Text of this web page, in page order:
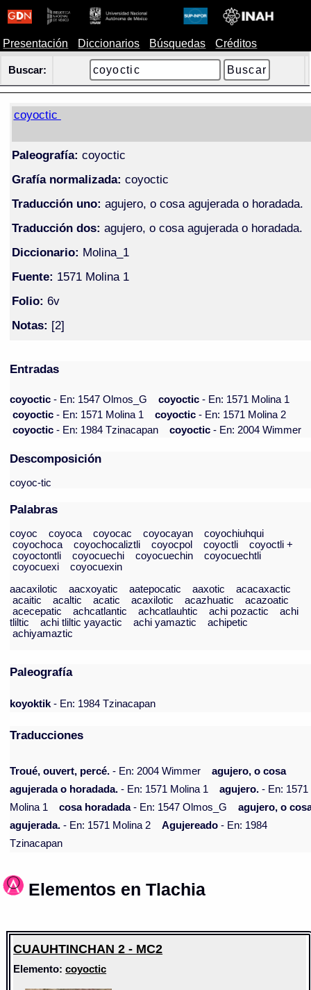
Presentación Diccionarios Búsquedas Créditos
Buscar:
coyoctic
Paleografía: coyoctic
Grafía normalizada: coyoctic
Traducción uno: agujero, o cosa agujerada o horadada.
Traducción dos: agujero, o cosa agujerada o horadada.
Diccionario: Molina_1
Fuente: 1571 Molina 1
Folio: 6v
Notas: [2]
Entradas
coyoctic- En: 1547 Olmos_G coyoctic- En: 1571 Molina 1
coyoctic- En: 1571 Molina 1 coyoctic- En: 1571 Molina 2
coyoctic- En: 1984 Tzinacapan coyoctic- En: 2004 Wimmer
Descomposición
coyoc-tic
Palabras
coyoc coyoca coyocac coyocayan
coyochiuhqui
coyochoca
coyochocaliztli coyocpol coyoctli
coyoctli +
coyoctontli
coyocuechi coyocuechin
coyocuechtli
coyocuexi
coyocuexin
aacaxilotic
aacxoyatic aatepocatic aaxotic
acacaxactic
acaitic
acaltic acatic acaxilotic acazhuatic
acazoatic
acecepatic
achcatlantic achcatlauhtic achi pozactic
achi
tliltic
achi tliltic yayactic achi yamaztic
achipetic
achiyamaztic
Paleografía
koyoktik- En: 1984 Tzinacapan
Traducciones
Troué, ouvert, percé. - En: 2004 Wimmer
agujero, o cosa
agujerada o horadada. - En: 1571 Molina 1 agujero. - En: 1571
Molina 1
cosa horadada- En: 1547 Olmos_G
agujero, o
agujerada. - En: 1571 Molina 2 Agujereado - En: 1984
Tzinacapan
Elementos en Tlachia
CUAUHTINCHAN 2 - MC2
Elemento:coyoctic